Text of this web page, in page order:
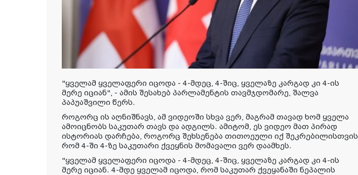
"ყველამ ყველაფერი იცოდა - 4-მდეც, 4-შიც, ყველაზე კარგად კი 4-ის
მერე იციან", - ამის შესახებ პარლამენტის თავმჯდომარე, შალვა
პაპუაშვილი წერს.
როგორც ის აღნიშნავს, ამ ვიდეოში სხვა ვერ, მაგრამ თავად ხომ ყველა
ამოიცნობს საკუთარ თავს და ადგილს. ამიტომ, ეს ვიდეო მათ პირად
ისტორიას დარჩება, როგორც შეხსენება თითოეული იქ შეკრებილისთვის,
რომ 4-ში 4-ზე საკუთარი ქვეყნის მომავალი ვერ დაამხეს.
"ყველამ ყველაფერი იცოდა - 4-მდეც, 4-შიც, ყველაზე კარგად კი 4-ის
მერე იციან. 4-მდე ყველამ იცოდა, რომ საკუთარ ქვეყანაში ნეპალის